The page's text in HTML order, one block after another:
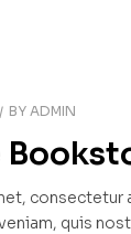
BY ADMIN
quis